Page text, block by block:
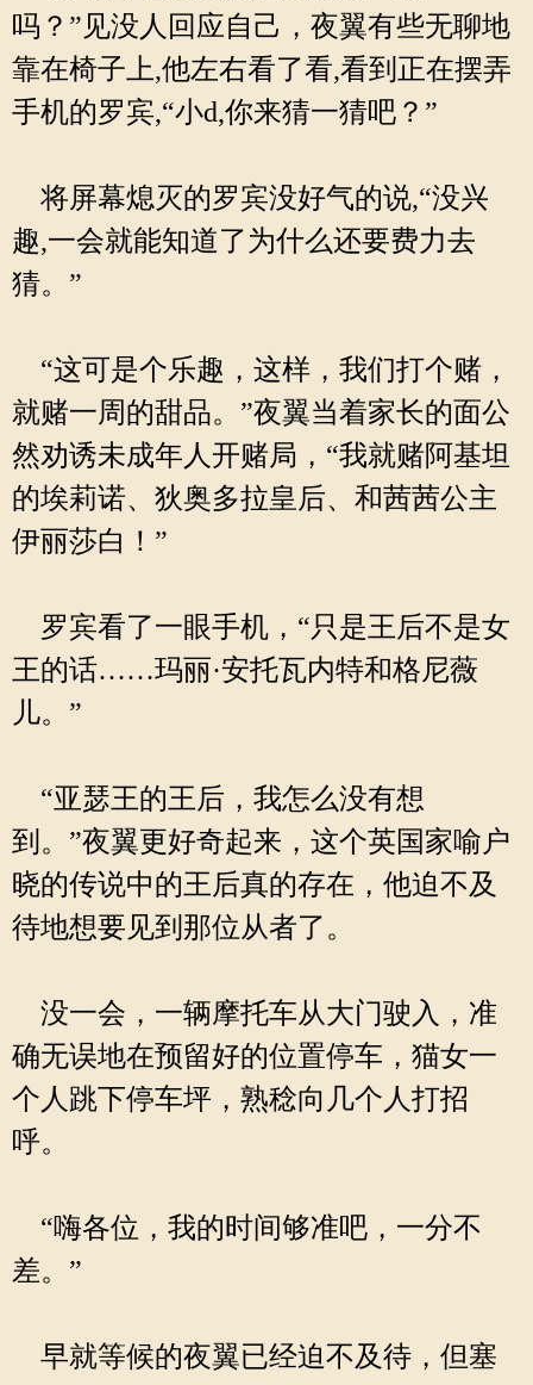
吗？”见没人回应自己，夜翼有些无聊地
靠在椅子上,他左右看了看,看到正在摆弄
手机的罗宾,“小d,你来猜一猜吧？”
将屏幕熄灭的罗宾没好气的说,“没兴
趣,一会就能知道了为什么还要费力去
猜。”
“这可是个乐趣，这样，我们打个赌，
就赌一周的甜品。”夜翼当着家长的面公
然劝诱未成年人开赌局，“我就赌阿基坦
的埃莉诺、狄奥多拉皇后、和茜茜公主
伊丽莎白！”
罗宾看了一眼手机，“只是王后不是女
王的话……玛丽·安托瓦内特和格尼薇
儿。”
“亚瑟王的王后，我怎么没有想
到。”夜翼更好奇起来，这个英国家喻户
晓的传说中的王后真的存在，他迫不及
待地想要见到那位从者了。
没一会，一辆摩托车从大门驶入，准
确无误地在预留好的位置停车，猫女一
个人跳下停车坪，熟稔向几个人打招
呼。
“嗨各位，我的时间够准吧，一分不
差。”
早就等候的夜翼已经迫不及待，但塞